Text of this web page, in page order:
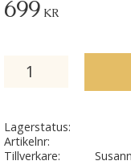
699KR
Lagerstatus
Artikelnr
Tillverkare